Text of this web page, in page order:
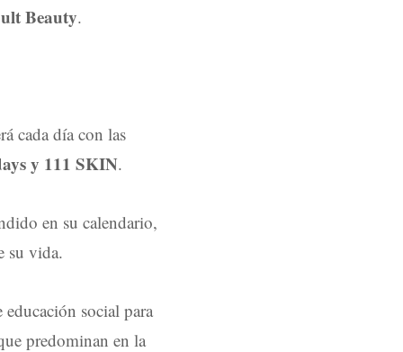
Beauty.
cada día con las
y 111 SKIN.
en su calendario,
su vida.
social para
predominan en la